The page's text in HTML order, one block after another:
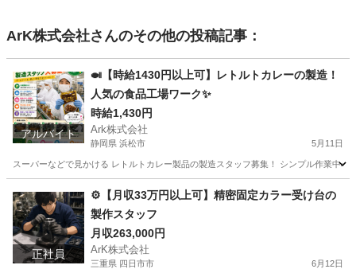
ArK株式会社さんのその他の投稿記事：
アルバイト
🍛【時給1430円以上可】レトルトカレーの製造！
人気の食品工場ワーク✨
時給1,430円
Ark株式会社
静岡県 浜松市 5月11日
スーパーなどで見かける レトルトカレー製品の製造スタッフ募集！ シンプル作業中
工場 時給
正社員
⚙️【月収33万円以上可】精密固定カラー受け台の
製作スタッフ
月収263,000円
ArK株式会社
三重県 四日市市 6月12日